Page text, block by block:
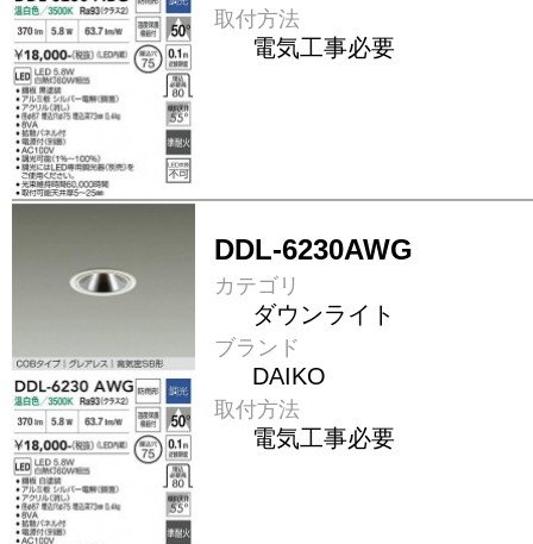
取付方法
電気工事必要
DDL-6230AWG
カテゴリ
ダウンライト
ブランド
DAIKO
取付方法
電気工事必要